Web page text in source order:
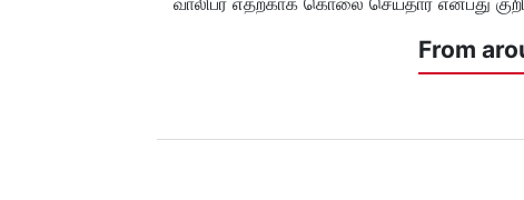
From